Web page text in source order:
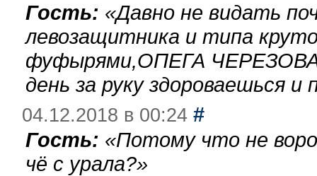
Гость: «Давно не видать
левозащитника и типа
фуфырями,ОПЕГА
день за руку здороваешься
04.12.2018 в 00:24 #
Гость: «Потому что не
чё с урала?»